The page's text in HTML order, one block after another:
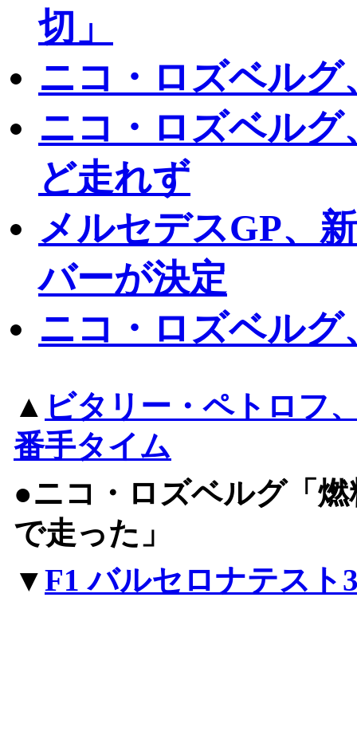
切」
ニコ・ロズベル
ニコ・ロズベル
ど走れず
メルセデスGP、
バーが決定
ニコ・ロズベル
▲ ビタリー・ペトロフ
番手タイム
●ニコ・ロズベルグ「
で走った」
▼F1 バルセロナテスト